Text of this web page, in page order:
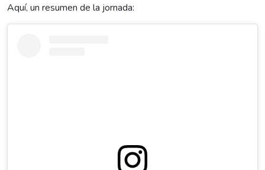
Aquí, un resumen de la jornada: